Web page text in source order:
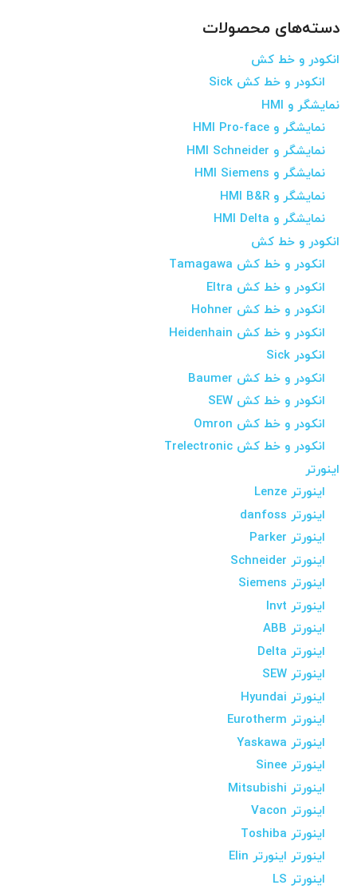
دسته‌های محصولات
انکودر و خط کش
انکودر و خط کش Sick
نمایشگر و HMI
نمایشگر و HMI Pro-face
نمایشگر و HMI Schneider
نمایشگر و HMI Siemens
نمایشگر و HMI B&R
نمایشگر و HMI Delta
انکودر و خط کش
انکودر و خط کش Tamagawa
انکودر و خط کش Eltra
انکودر و خط کش Hohner
انکودر و خط کش Heidenhain
انکودر Sick
انکودر و خط کش Baumer
انکودر و خط کش SEW
انکودر و خط کش Omron
انکودر و خط کش Trelectronic
اینورتر
اینورتر Lenze
اینورتر danfoss
اینورتر Parker
اینورتر Schneider
اینورتر Siemens
اینورتر Invt
اینورتر ABB
اینورتر Delta
اینورتر SEW
اینورتر Hyundai
اینورتر Eurotherm
اینورتر Yaskawa
اینورتر Sinee
اینورتر Mitsubishi
اینورتر Vacon
اینورتر Toshiba
اینورتر اینورتر Elin
اینورتر LS